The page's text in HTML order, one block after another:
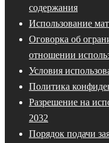
содержания
Использование
Оговорка об
отношении
Условия
Политика
Разрешение на
2032
Порядок подачи